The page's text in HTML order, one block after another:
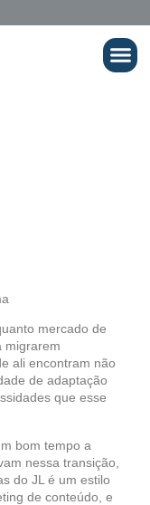
mercado de
migrarem
ali encontram não
de adaptação
que esse
bom tempo a
nessa transição,
do JL é um estilo
de conteúdo, e